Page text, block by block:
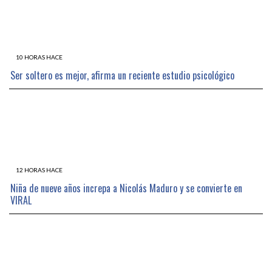
10 HORAS HACE
Ser soltero es mejor, afirma un reciente estudio psicológico
12 HORAS HACE
Niña de nueve años increpa a Nicolás Maduro y se convierte en
VIRAL